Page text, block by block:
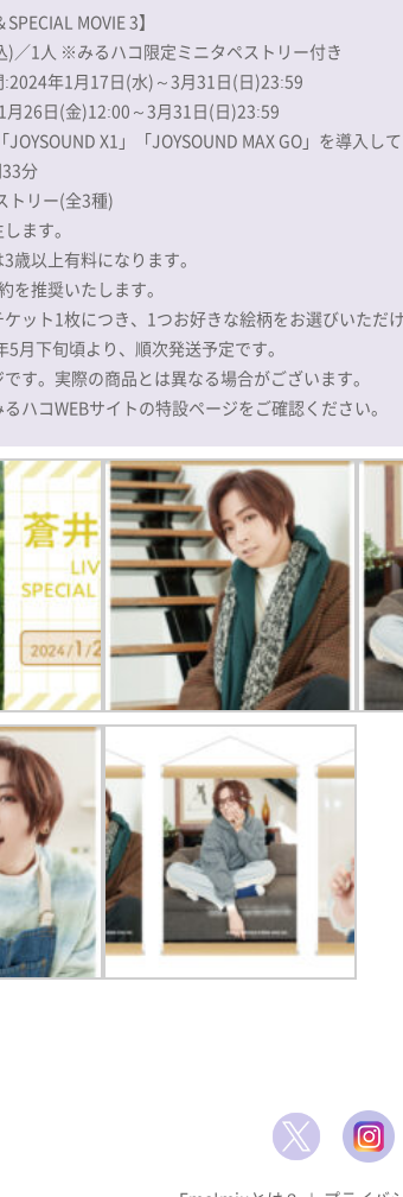
MOVIE 3】
)／1人 ※みるハコ限定ミニタペストリー付き
年1月17日(水)～3月31日(日)23:59
月26日(金)12:00～3月31日(日)23:59
X1」「JOYSOUND MAX GO」を導入し
分
トリー(全3種)
ます。
以上有料になります。
推奨いたします。
ット1枚につき、1つお好きな絵柄をお選びいただけ
月下旬頃より、順次発送予定です。
す。実際の商品とは異なる場合がございます。
ハコWEBサイトの特設ページをご確認ください。